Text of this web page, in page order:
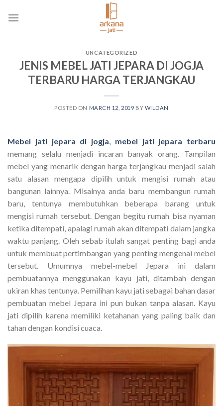
UNCATEGORIZED
JENIS MEBEL JATI JEPARA DI JOGJA
TERBARU HARGA TERJANGKAU
POSTED ON MARCH 12, 2019 BY WILDAN
Mebel jati jepara di jogja
mebel jati jepara terbaru
memang selalu menjadi incaran banyak orang. Tampilan
mebel yang menarik dengan harga terjangkau menjadi salah
satu alasan mengapa dipilih untuk mengisi rumah atau
bangunan lainnya. Misalnya anda baru membangun rumah
baru, tentunya membutuhkan beberapa barang untuk
mengisi rumah tersebut. Dengan begitu rumah bisa nyaman
ketika ditempati, apalagi rumah akan ditempati dalam jangka
waktu panjang. Oleh sebab itulah sangat penting bagi anda
untuk membuat pertimbangan yang penting mengenai mebel
tersebut. Umumnya mebel-mebel Jepara ini dalam
pembuatannya menggunakan kayu jati, ditambah dengan
ukiran khas tentunya. Pemilihan kayu jati sebagai bahan dasar
pembuatan mebel Jepara ini pun bukan tanpa alasan. Kayu
jati dipilih karena memiliki ketahanan yang paling baik dan
tahan dengan kondisi cuaca.